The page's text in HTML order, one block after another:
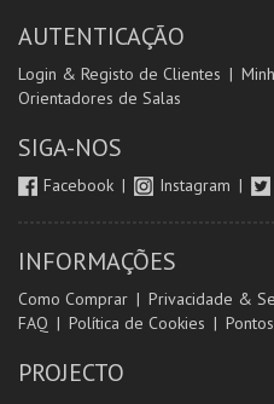
AUTENTICAÇÃO
Login & Registo de Clientes
Orientadores de Salas
SIGA-NOS
Facebook Instagram
INFORMAÇÕES
Como Comprar Privacidade &
FAQ
Política de Cookies
PROJECTO